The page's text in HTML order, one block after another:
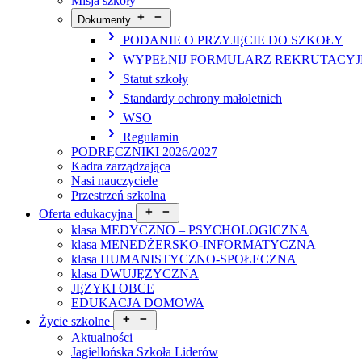
Dokumenty
PODANIE O PRZYJĘCIE DO SZKOŁY
WYPEŁNIJ FORMULARZ
Statut szkoły
Standardy ochrony małoletnich
WSO
Regulamin
PODRĘCZNIKI 2026/2027
Kadra zarządzająca
Nasi nauczyciele
Przestrzeń szkolna
Oferta edukacyjna
klasa MEDYCZNO – PSYCHOLOGICZNA
klasa MENEDŻERSKO-INFORMATYCZNA
klasa HUMANISTYCZNO-SPOŁECZNA
klasa DWUJĘZYCZNA
JĘZYKI OBCE
EDUKACJA DOMOWA
Życie szkolne
Aktualności
Jagiellońska Szkoła Liderów